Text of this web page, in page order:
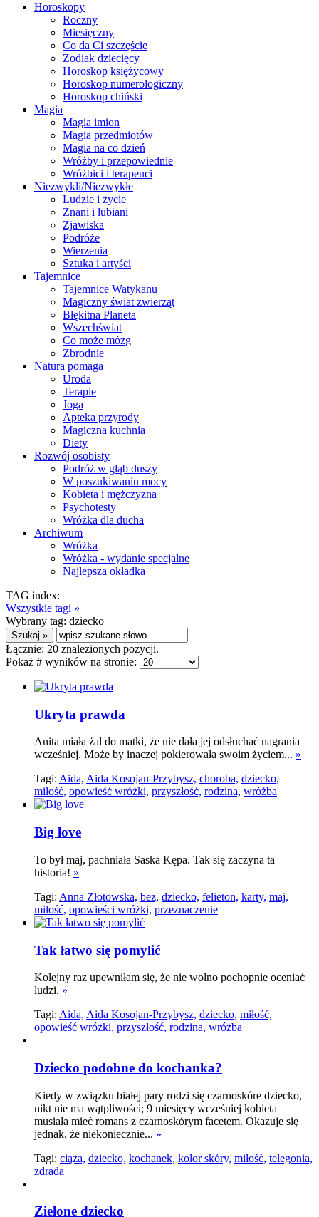
Horoskopy
Roczny
Miesięczny
Co da Ci szczęście
Zodiak dziecięcy
Horoskop księżycowy
Horoskop numerologiczny
Horoskop chiński
Magia
Magia imion
Magia przedmiotów
Magia na co dzień
Wróżby i przepowiednie
Wróżbici i terapeuci
Niezwykli/Niezwykłe
Ludzie i życie
Znani i lubiani
Zjawiska
Podróże
Wierzenia
Sztuka i artyści
Tajemnice
Tajemnice Watykanu
Magiczny świat zwierząt
Błękitna Planeta
Wszechświat
Co może mózg
Zbrodnie
Natura pomaga
Uroda
Terapie
Joga
Apteka przyrody
Magiczna kuchnia
Diety
Rozwój osobisty
Podróż w głąb duszy
W poszukiwaniu mocy
Kobieta i mężczyzna
Psychotesty
Wróżka dla ducha
Archiwum
Wróżka
Wróżka - wydanie specjalne
Najlepsza okładka
TAG index:
Wszystkie tagi »
Wybrany tag: dziecko
Łącznie: 20 znalezionych pozycji.
Pokaż # wyników na stronie:
Ukryta prawda
Anita miała żal do matki, że nie dała jej odsłuchać nagrania
wcześniej. Może by inaczej pokierowała swoim życiem... »
Tagi: Aida, Aida Kosojan-Przybysz, choroba, dziecko,
miłość, opowieść wróżki, przyszłość, rodzina, wróżba
Big love
To był maj, pachniała Saska Kępa. Tak się zaczyna ta
historia! »
Tagi: Anna Złotowska, bez, dziecko, felieton, karty, maj,
miłość, opowieści wróżki, przeznaczenie
Tak łatwo się pomylić
Kolejny raz upewniłam się, że nie wolno pochopnie oceniać
ludzi. »
Tagi: Aida, Aida Kosojan-Przybysz, dziecko, miłość,
opowieść wróżki, przyszłość, rodzina, wróżba
Dziecko podobne do kochanka?
Kiedy w związku białej pary rodzi się czarnoskóre dziecko,
nikt nie ma wątpliwości; 9 miesięcy wcześniej kobieta
musiała mieć romans z czarnoskórym facetem. Okazuje się
jednak, że niekoniecznie... »
Tagi: ciąża, dziecko, kochanek, kolor skóry, miłość, telegonia,
zdrada
Zielone dziecko